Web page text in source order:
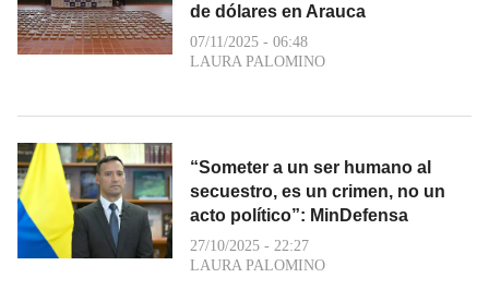
de dólares en Arauca
07/11/2025 - 06:48
LAURA PALOMINO
“Someter a un ser humano al
secuestro, es un crimen, no un
acto político”: MinDefensa
27/10/2025 - 22:27
LAURA PALOMINO